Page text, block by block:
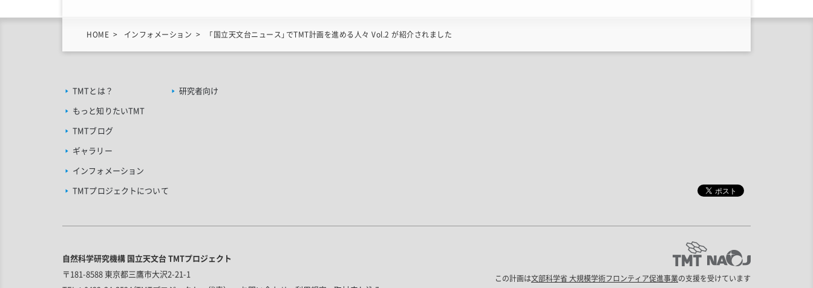
HOME インフォメーション 「国立天文台ニュース」でTMT計画を進める人々 Vol.2 が紹介されました
TMTとは？
もっと知りたいTMT
TMTブログ
ギャラリー
インフォメーション
TMTプロジェクトについて
研究者向け
自然科学研究機構 国立天文台 TMTプロジェクト
〒181-8588 東京都三鷹市大沢2-21-1
この計画は文部科学省 大規模学術フロンティア促進事業の支援を受けています